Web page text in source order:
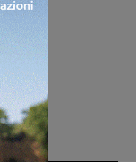
aseba